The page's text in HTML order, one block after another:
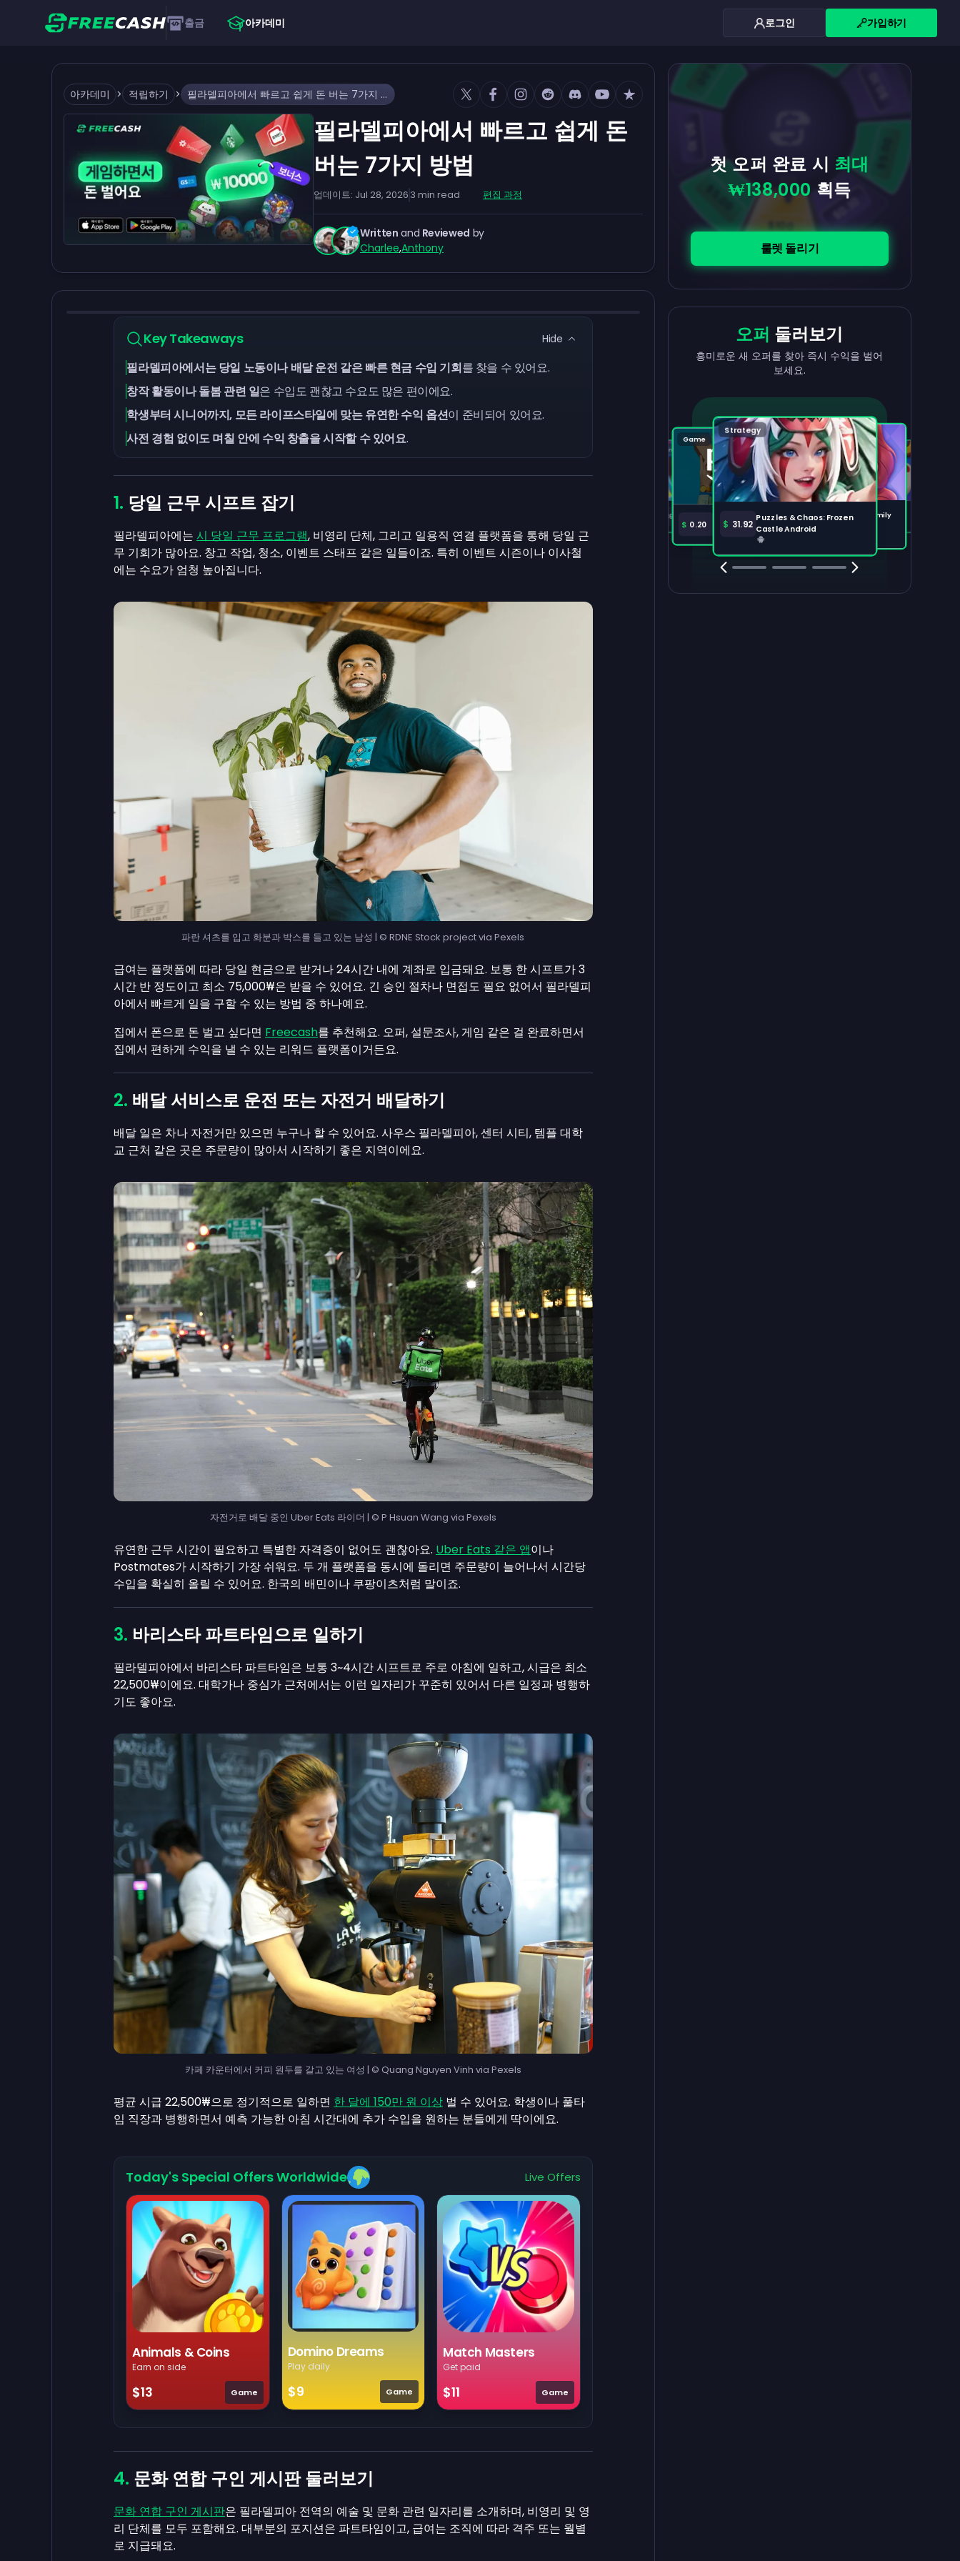
출금 아카데미 로그인 가입하기
아카데미 > 적립하기 > 필라델피아에서 빠르고 쉽게 돈 버는 7가지 방법
필라델피아에서 빠르고 쉽게 돈
버는 7가지 방법
업데이트: Jul 28, 2026 3 min read 편집 과정
Written and Reviewed by
Charlee,Anthony
Key Takeaways Hide
필라델피아에서는 당일 노동이나 배달 운전 같은 빠른 현금 수입 기회를 찾을 수 있어요.
창작 활동이나 돌봄 관련 일은 수입도 괜찮고 수요도 많은 편이에요.
학생부터 시니어까지, 모든 라이프스타일에 맞는 유연한 수익 옵션이 준비되어 있어요.
사전 경험 없이도 며칠 안에 수익 창출을 시작할 수 있어요.
당일 근무 시프트 잡기
필라델피아에는 시 당일 근무 프로그램, 비영리 단체, 그리고 일용직 연결 플랫폼을 통해 당일 근
무 기회가 많아요. 창고 작업, 청소, 이벤트 스태프 같은 일들이죠. 특히 이벤트 시즌이나 이사철
에는 수요가 엄청 높아집니다.
파란 셔츠를 입고 화분과 박스를 들고 있는 남성 | © RDNE Stock project via Pexels
급여는 플랫폼에 따라 당일 현금으로 받거나 24시간 내에 계좌로 입금돼요. 보통 한 시프트가 3
시간 반 정도이고 최소 75,000₩은 받을 수 있어요. 긴 승인 절차나 면접도 필요 없어서 필라델피
아에서 빠르게 일을 구할 수 있는 방법 중 하나예요.
집에서 폰으로 돈 벌고 싶다면 Freecash를 추천해요. 오퍼, 설문조사, 게임 같은 걸 완료하면서
집에서 편하게 수익을 낼 수 있는 리워드 플랫폼이거든요.
배달 서비스로 운전 또는 자전거 배달하기
배달 일은 차나 자전거만 있으면 누구나 할 수 있어요. 사우스 필라델피아, 센터 시티, 템플 대학
교 근처 같은 곳은 주문량이 많아서 시작하기 좋은 지역이에요.
자전거로 배달 중인 Uber Eats 라이더 | © P Hsuan Wang via Pexels
유연한 근무 시간이 필요하고 특별한 자격증이 없어도 괜찮아요. Uber Eats 같은 앱이나
Postmates가 시작하기 가장 쉬워요. 두 개 플랫폼을 동시에 돌리면 주문량이 늘어나서 시간당
수입을 확실히 올릴 수 있어요. 한국의 배민이나 쿠팡이츠처럼 말이죠.
바리스타 파트타임으로 일하기
필라델피아에서 바리스타 파트타임은 보통 3~4시간 시프트로 주로 아침에 일하고, 시급은 최소
22,500₩이에요. 대학가나 중심가 근처에서는 이런 일자리가 꾸준히 있어서 다른 일정과 병행하
기도 좋아요.
카페 카운터에서 커피 원두를 갈고 있는 여성 | © Quang Nguyen Vinh via Pexels
평균 시급 22,500₩으로 정기적으로 일하면 한 달에 150만 원 이상 벌 수 있어요. 학생이나 풀타
임 직장과 병행하면서 예측 가능한 아침 시간대에 추가 수입을 원하는 분들에게 딱이에요.
Today's Special Offers Worldwide Live Offers
Animals & Coins
Earn on side
$13 Game
Domino Dreams
Play daily
$9 Game
Match Masters
Get paid
$11 Game
문화 연합 구인 게시판 둘러보기
문화 연합 구인 게시판은 필라델피아 전역의 예술 및 문화 관련 일자리를 소개하며, 비영리 및 영
리 단체를 모두 포함해요. 대부분의 포지션은 파트타임이고, 급여는 조직에 따라 격주 또는 월별
로 지급돼요.
첫 오퍼 완료 시 최대
₩138,000획득
룰렛 돌리기
$100
$5.00
$5.00
$0.10 $5.00
$0.10
오퍼 둘러보기
흥미로운 새 오퍼를 찾아 즉시 수익을 벌어
보세요.
Tabletop
$ 36.02 Bingo Dice iOS
Puzzle
$ 30.00Merge Help: Warm Family
Android
Strategy
$ 31.92 Puzzles & Chaos: Frozen
Castle Android
Game
$ 0.20 Amazon Prime
Game
36.97
리워드받기
태스크를 완료하고 잔액이 늘어나는 걸
지켜보세요.
100,000
주요 오퍼 전체 보기
Clash Royale
현금으로출금
수익을 빠르고 간편하게 현금화하세요.